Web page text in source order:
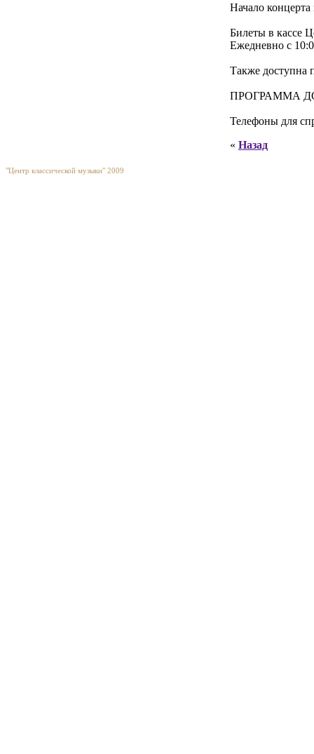
Начало концерта
Билеты в кассе
Ежедневно с
Также доступна
ПРОГРАММА
Телефоны для
« Назад
"Центр классической музыки" 2009